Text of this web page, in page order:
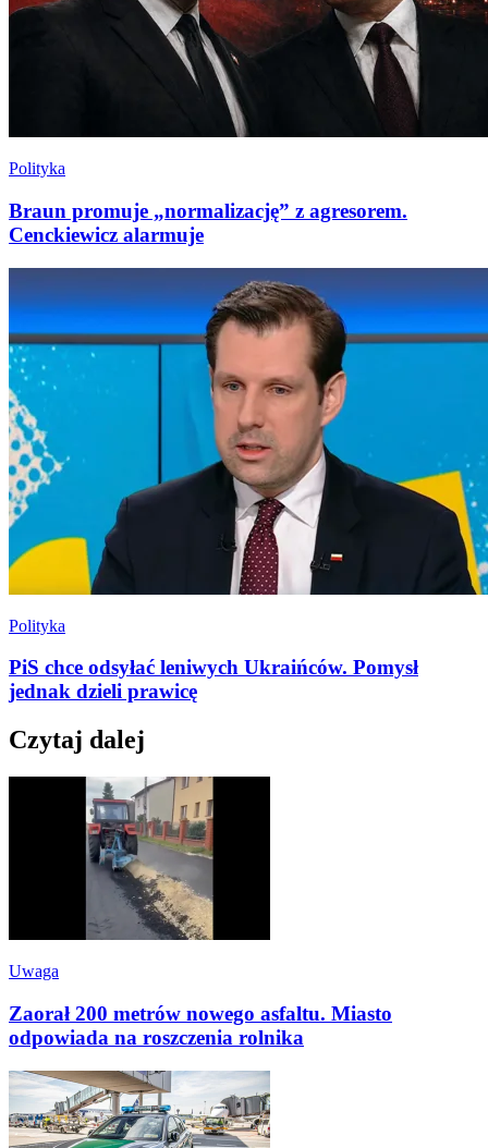
Polityka
Braun promuje „normalizację” z agresorem.
Cenckiewicz alarmuje
Polityka
PiS chce odsyłać leniwych Ukraińców. Pomysł
jednak dzieli prawicę
Czytaj dalej
Uwaga
Zaorał 200 metrów nowego asfaltu. Miasto
odpowiada na roszczenia rolnika